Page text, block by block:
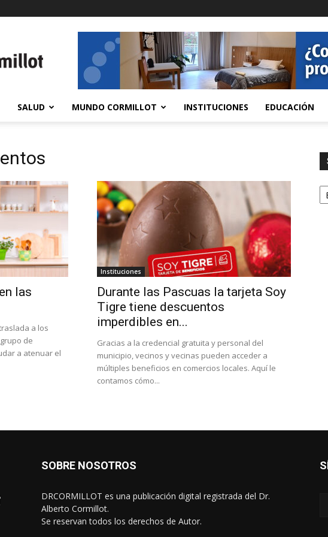
SALUD MUNDO CORMILLOT INSTITUCIONES EDUCACIÓN
las
a los
de
a atenuar el
Instituciones
Durante las Pascuas la tarjeta Soy
Tigre tiene descuentos
imperdibles en...
Gracias a la credencial gratuita y personal del
municipio, vecinos y vecinas pueden acceder a
múltiples beneficios en comercios locales. Aquí le
contamos cómo...
SOBRE NOSOTROS
DRCORMILLOT es una publicación digital registrada del Dr.
Alberto Cormillot.
Se reservan todos los derechos de Autor.